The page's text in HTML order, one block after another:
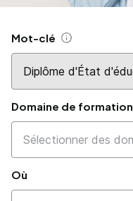
Mot-clé Aide
Domaine de formation
Où